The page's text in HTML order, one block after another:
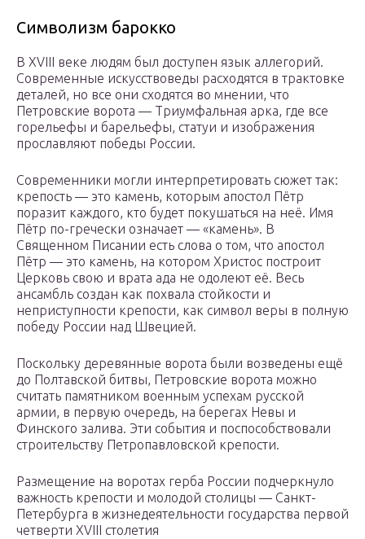
Символизм барокко
В XVIII веке людям был доступен язык аллегорий.
Современные искусствоведы расходятся в трактовке
деталей, но все они сходятся во мнении, что
Петровские ворота — Триумфальная арка, где все
горельефы и барельефы, статуи и изображения
прославляют победы России.
Современники могли интерпретировать сюжет так:
крепость — это камень, которым апостол Пётр
поразит каждого, кто будет покушаться на неё. Имя
Пётр по-гречески означает — «камень». В
Священном Писании есть слова о том, что апостол
Пётр — это камень, на котором Христос построит
Церковь свою и врата ада не одолеют её. Весь
ансамбль создан как похвала стойкости и
неприступности крепости, как символ веры в полную
победу России над Швецией.
Поскольку деревянные ворота были возведены ещё
до Полтавской битвы, Петровские ворота можно
считать памятником военным успехам русской
армии, в первую очередь, на берегах Невы и
Финского залива. Эти события и поспособствовали
строительству Петропавловской крепости.
Размещение на воротах герба России подчеркнуло
важность крепости и молодой столицы — Санкт-
Петербурга в жизнедеятельности государства первой
четверти XVIII столетия